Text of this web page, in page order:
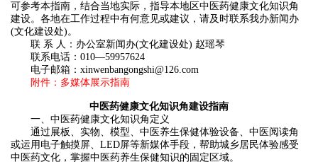
可参考本指南，结合当地实际，指导本地区中医药健康文化知识角
建设。各地在工作过程中有何意见或建议，请及时联系我办新闻办
(文化建设处)。
联 系 人：办公室新闻办(文化建设处) 赵瑶琴
联系电话：010—59957624
电子邮箱：xinwenbangongshi@126.com
附件：多媒体展示指南
中医药健康文化知识角建设指南
一、中医药健康文化知识角定义
通过展板、实物、模型、中医养生保健体验设备、中医阅读角
或运用电子触摸屏、LED屏等新媒体手段，帮助城乡居民体验感受
中医药文化，掌握中医药养生保健知识的固定区域。